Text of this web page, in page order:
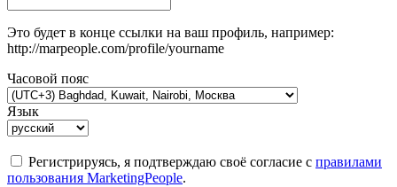
Это будет в конце ссылки на ваш профиль, например:
http://marpeople.com/profile/yourname
Часовой пояс
Язык
Регистрируясь, я подтверждаю своё согласие с правилами
пользования MarketingPeople.